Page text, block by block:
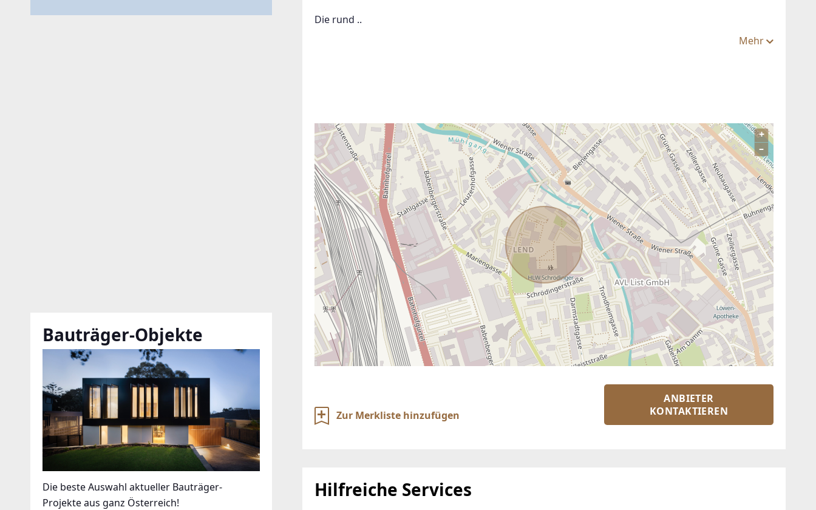
Die rund ..
Mehr
+
–
ANBIETER KONTAKTIEREN
Zur Merkliste hinzufügen
ANBIETER
KONTAKTIEREN
Hilfreiche Services
Bauträger-Objekte
Die beste Auswahl aktueller Bauträger-
Projekte aus ganz Österreich!